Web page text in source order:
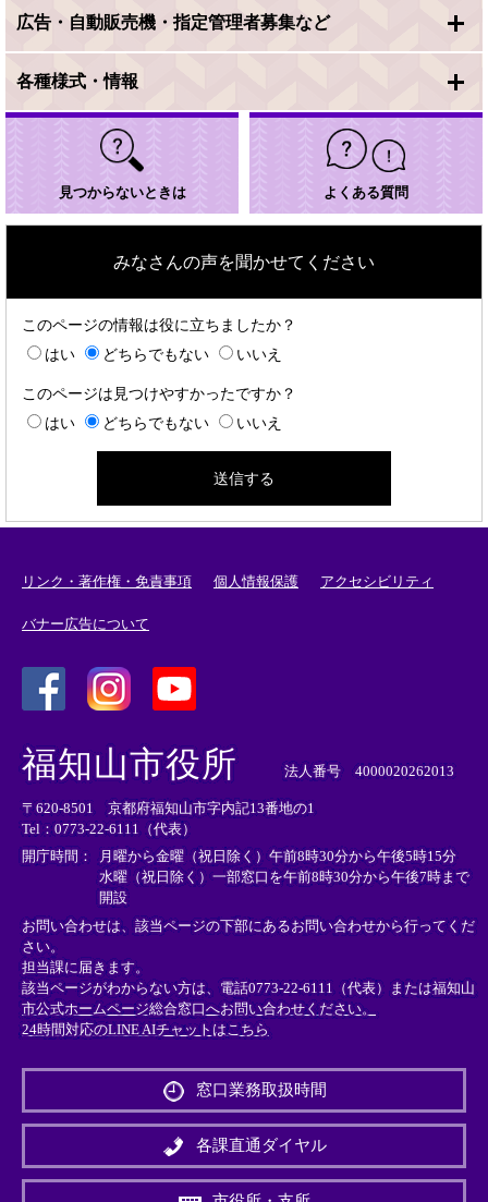
広告・自動販売機・指定管理者募集など
各種様式・情報
見つからないときは よくある質問
みなさんの声を聞かせてください
このページの情報は役に立ちましたか？
はい
どちらでもない いいえ
このページは見つけやすかったですか？
はい
どちらでもない いいえ
リンク・著作権・免責事項 個人情報保護 アクセシビリティ
バナー広告について
外
部
リ
ン
ク
＞
外
リ
ン
ク
＞
外
部
ン
ク
＞
福知山市役所 法人番号 4000020262013
〒620-8501 京都府福知山市字内記13番地の1
Tel：0773-22-6111（代表）
開庁時間：
月曜から金曜（祝日除く）午前8時30分から午後5時15分
水曜（祝日除く）一部窓口を午前8時30分から午後7時まで
開設
お問い合わせは、該当ページの下部にあるお問い合わせから行ってくだ
さい。
担当課に届きます。
該当ページがわからない方は、電話0773-22-6111（代表）または福知山
市公式ホームページ総合窓口へお問い合わせください。
24時間対応のLINE AIチャットはこちら
外
リ
ン
＞
窓口業務取扱時間
各課直通ダイヤル